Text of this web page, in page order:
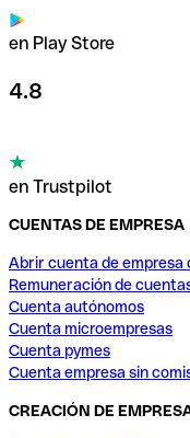
en Play Store
4.8
en Trustpilot
CUENTAS DE EMPRESA
Abrir cuenta de empresa
Remuneración de
Cuenta autónomos
Cuenta microempresas
Cuenta pymes
Cuenta empresa sin
CREACIÓN DE